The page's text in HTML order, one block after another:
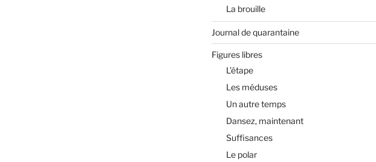
La brouille
Journal de quarantaine
Figures libres
L’étape
Les méduses
Un autre temps
Dansez, maintenant
Suffisances
Le polar